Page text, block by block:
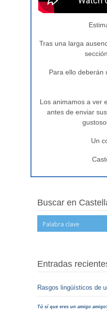
Tras una larga
Para ello deberán
Los animamos a ver
antes de enviar
Un
Buscar en
Entradas
Rasgos lingüísticos de
Tú sí que eres un amigo amigo